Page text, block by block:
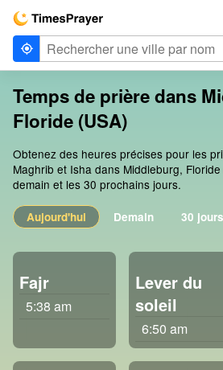
Temps de prière dans
Floride (USA)
Obtenez des heures précises pour les
Maghrib et Isha dans Middleburg,
demain et les 30 prochains jours.
Aujourd'hui Demain 30
Fajr
5:38 am
Lever du
soleil
6:50 am